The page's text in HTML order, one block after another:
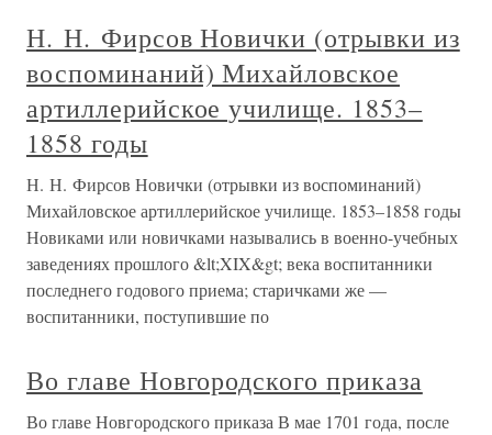
Н. Н. Фирсов Новички (отрывки из
воспоминаний) Михайловское
артиллерийское училище. 1853–
1858 годы
Н. Н. Фирсов Новички (отрывки из воспоминаний)
Михайловское артиллерийское училище. 1853–1858 годы
Новиками или новичками назывались в военно-учебных
заведениях прошлого &lt;XIX&gt; века воспитанники
последнего годового приема; старичками же —
воспитанники, поступившие по
Во главе Новгородского приказа
Во главе Новгородского приказа В мае 1701 года, после